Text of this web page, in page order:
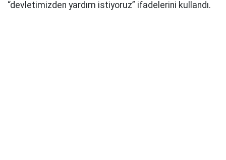
“devletimizden yardım istiyoruz” ifadelerini kullandı.